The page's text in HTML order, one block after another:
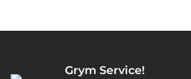
Grym Service!